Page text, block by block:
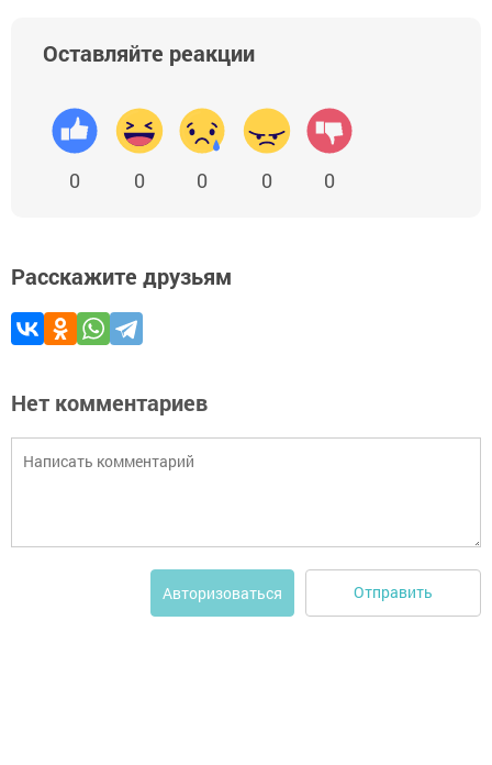
Оставляйте реакции
0 0 0 0 0
Расскажите друзьям
Нет комментариев
Авторизоваться Отправить